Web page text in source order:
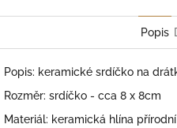
Popis
Popis: keramické srdíčko na
Rozměr: srdíčko - cca 8 x 8cm
Materiál: keramická hlína